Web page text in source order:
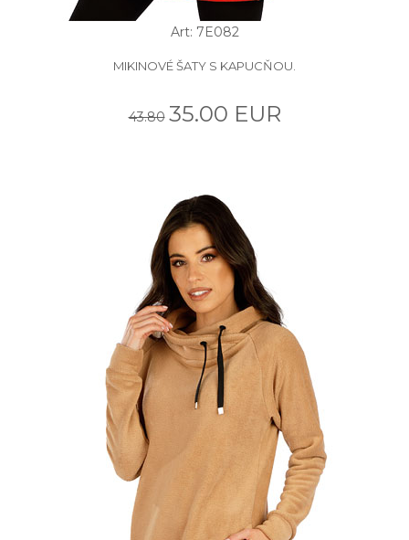
Art: 7E082
MIKINOVÉ ŠATY S KAPUCŇOU.
43.80 35.00 EUR